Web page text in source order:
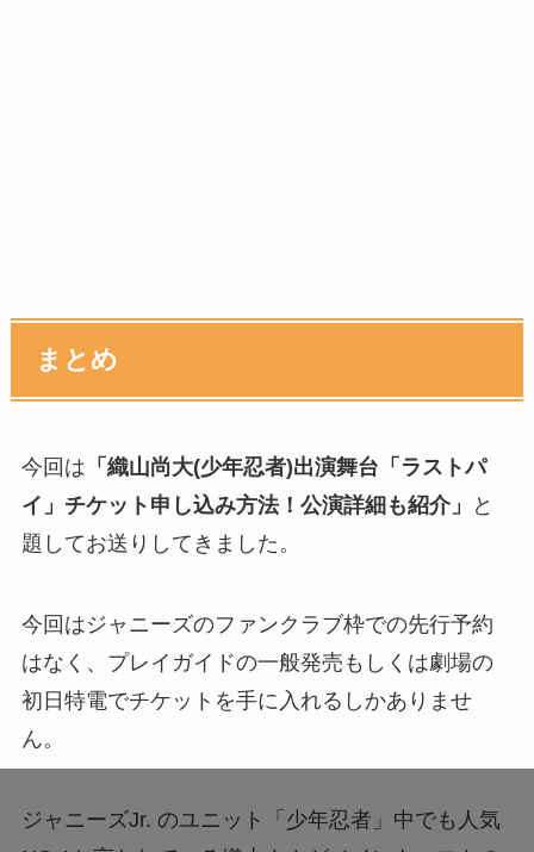
まとめ
今回は 「織山尚大(少年忍者)出演舞台「ラストパ
イ」チケット申し込み方法！公演詳細も紹介」
と
題してお送りしてきました。
今回はジャニーズのファンクラブ枠での先行予約
はなく、プレイガイドの一般発売もしくは劇場の
初日特電でチケットを手に入れるしかありませ
ん。
ジャニーズJr. のユニット「少年忍者」中でも人気